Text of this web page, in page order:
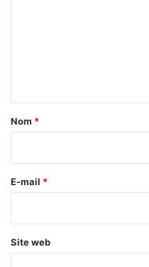
a
e
Nom *
E-mail *
Site web